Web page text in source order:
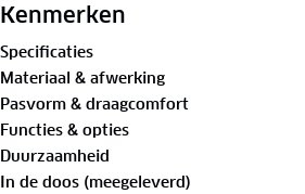
Kenmerken
Specificaties
Materiaal & afwerking
Pasvorm & draagcomfort
Functies & opties
Duurzaamheid
In de doos (meegeleverd)